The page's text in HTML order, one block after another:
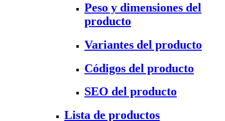
Peso y dimensiones del
producto
Variantes del producto
Códigos del producto
SEO del producto
Lista de productos